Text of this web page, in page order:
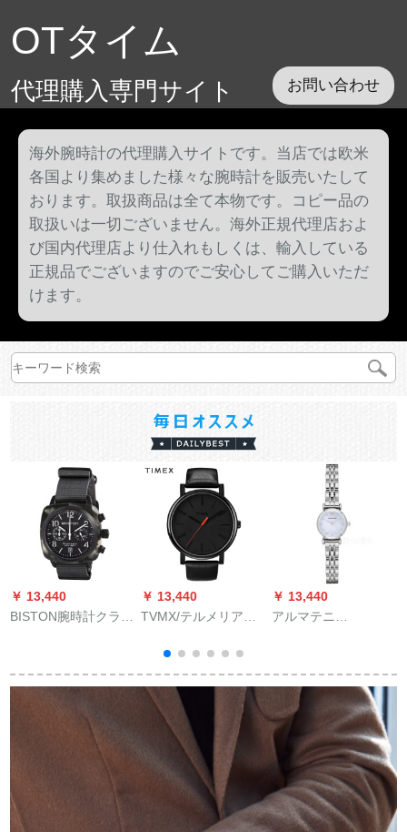
OTタイム
代理購入専門サイト お問い合わせ
海外腕時計の代理購入サイトです。当店では欧米
各国より集めました様々な腕時計を販売いたして
おります。取扱商品は全て本物です。コピー品の
取扱いは一切ございません。海外正規代理店およ
び国内代理店より仕入れもしくは、輸入している
正規品でございますのでご安心してご購入いただ
けます。
￥ 13,440
BISTON腕時計クラシ
男時計
1514.PB.GT.3.3.NG
￥ 13,440
TVMX/テルメリア腕
ンソンソングループ
クラクストライト腕
時計
￥ 13,440
アルマテニ
リプロ·リニ質小文字
盤針女時計腕時計女
AR 1961